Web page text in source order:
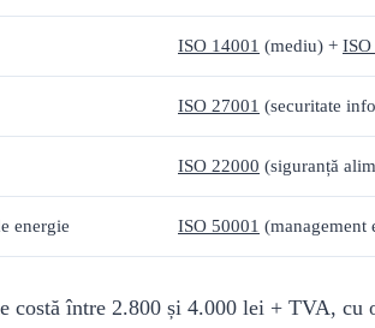
ISO 14001 (mediu) + ISO
ISO 27001 (securitate
ISO 22000 (siguranță
energie ISO 50001 (management
costă între 2.800 și 4.000 lei + TVA, cu